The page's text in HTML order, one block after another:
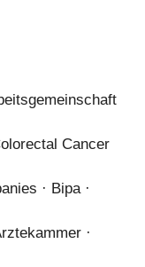
Cancer
· Bipa ·
·